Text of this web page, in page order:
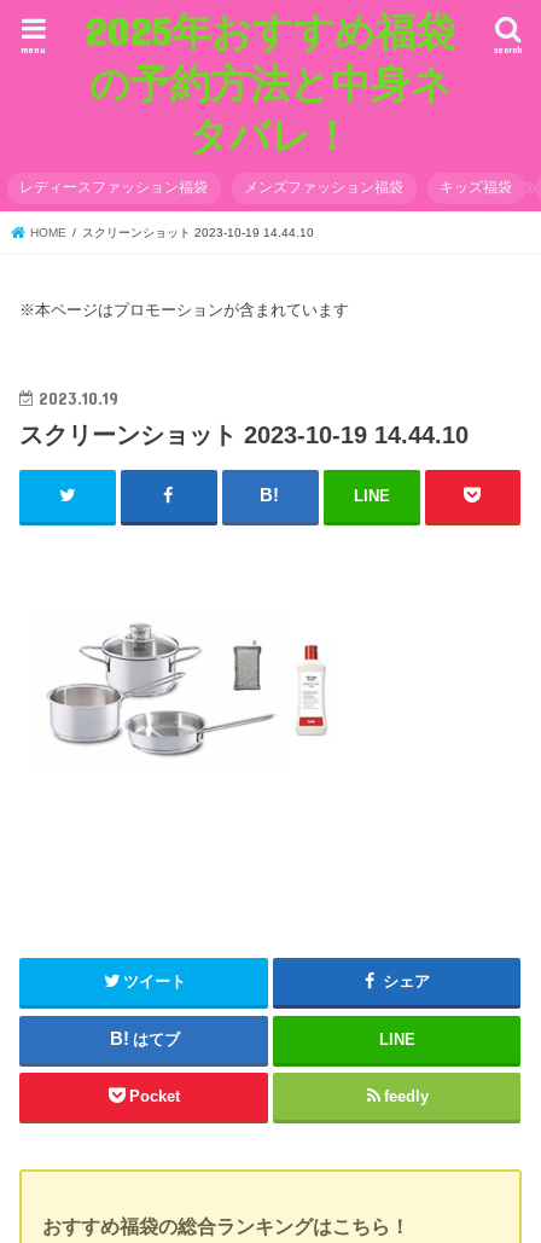
2025年おすすめ福袋
の予約方法と中身ネ
タバレ！
search
menu
レディースファッション福袋 メンズファッション福袋 キッズ福袋
HOME スクリーンショット 2023-10-19 14.44.10
※本ページはプロモーションが含まれています
2023.10.19
スクリーンショット 2023-10-19 14.44.10
LINE
ツイート シェア
はてブ LINE
Pocket feedly
おすすめ福袋の総合ランキングはこちら！